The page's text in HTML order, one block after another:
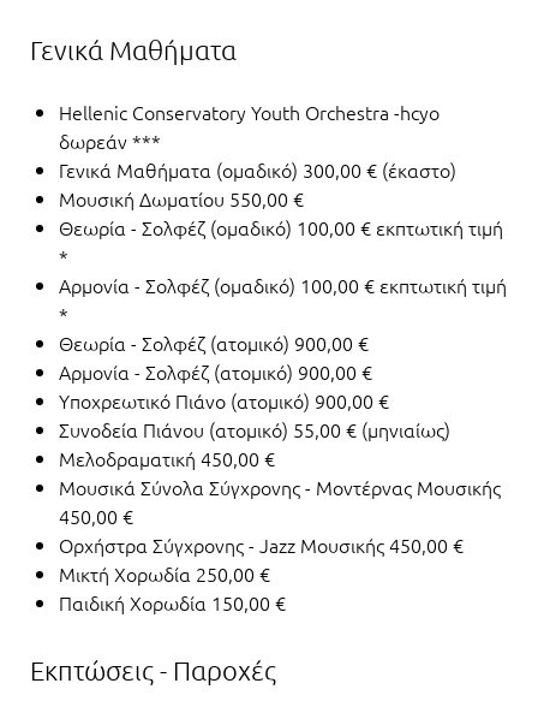
Γενικά Μαθήματα
Hellenic Conservatory Youth Orchestra -hcyo
δωρεάν ***
Γενικά Μαθήματα (ομαδικό) 300,00 € (έκαστο)
Μουσική Δωματίου 550,00 €
Θεωρία - Σολφέζ (ομαδικό) 100,00 € εκπτωτική τιμή
*
Αρμονία - Σολφέζ (ομαδικό) 100,00 € εκπτωτική τιμή
*
Θεωρία - Σολφέζ (ατομικό) 900,00 €
Αρμονία - Σολφέζ (ατομικό) 900,00 €
Υποχρεωτικό Πιάνο (ατομικό) 900,00 €
Συνοδεία Πιάνου (ατομικό) 55,00 € (μηνιαίως)
Μελοδραματική 450,00 €
Μουσικά Σύνολα Σύγχρονης - Μοντέρνας Μουσικής
450,00 €
Ορχήστρα Σύγχρονης - Jazz Μουσικής 450,00 €
Μικτή Χορωδία 250,00 €
Παιδική Χορωδία 150,00 €
Εκπτώσεις - Παροχές